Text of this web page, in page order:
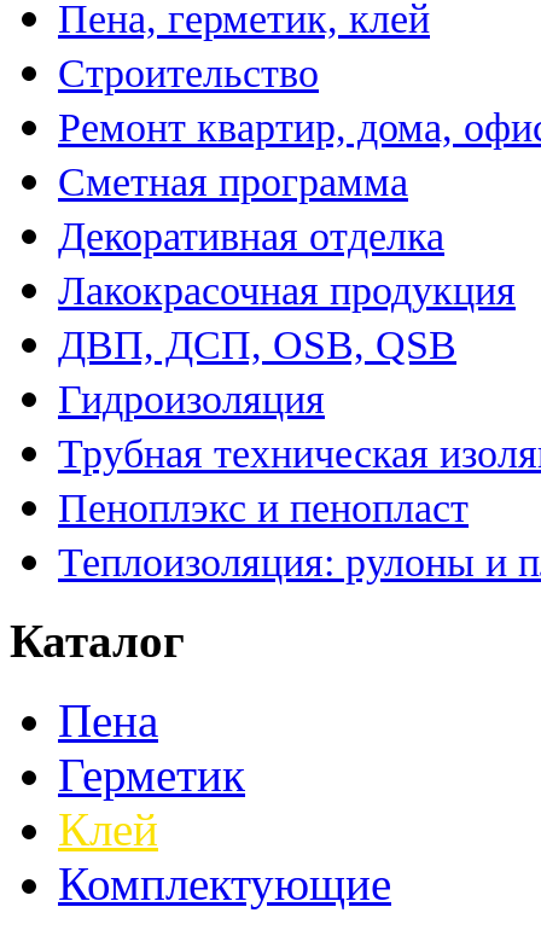
Пена, герметик, клей
Строительство
Ремонт квартир, дома,
Сметная программа
Декоративная отделка
Лакокрасочная продукция
ДВП, ДСП, OSB, QSB
Гидроизоляция
Трубная техническая
Пеноплэкс и пенопласт
Теплоизоляция: рулоны и
Каталог
Пена
Герметик
Клей
Комплектующие